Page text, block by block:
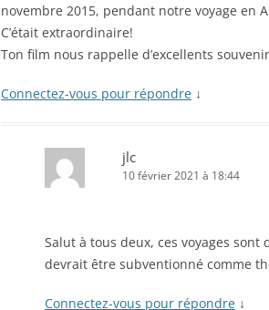
novembre 2015, pendant notre voyage en
C’était extraordinaire!
Ton film nous rappelle d’excellents
Connectez-vous pour répondre ↓
jlc
10 février 2021 à 18:44
Salut à tous deux, ces voyages
devrait être subventionné comme
Connectez-vous pour répondre ↓